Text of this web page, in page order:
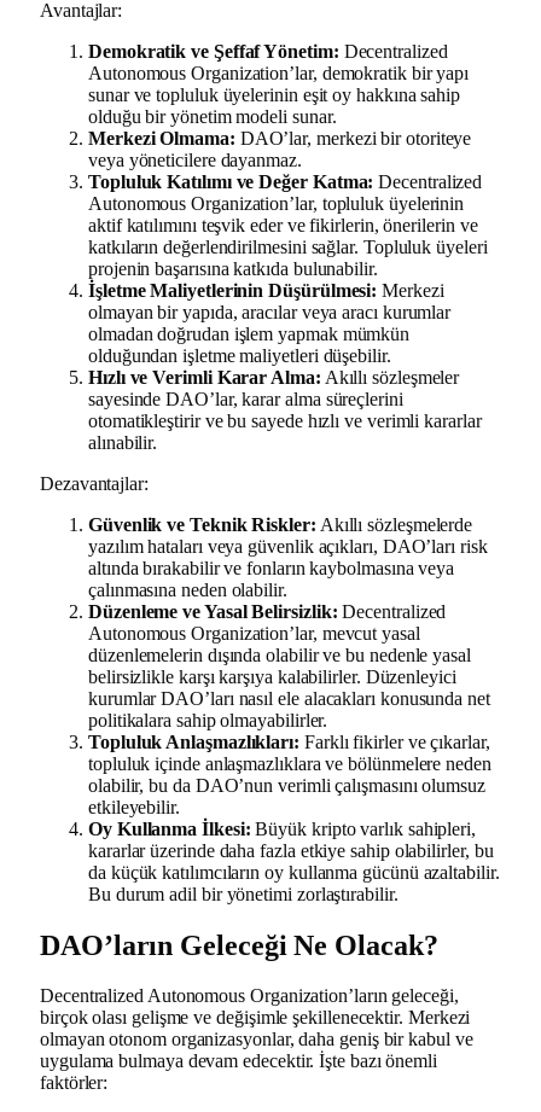
Avantajlar:
Demokratik ve Şeffaf Yönetim: Decentralized
Autonomous Organization’lar, demokratik bir yapı
sunar ve topluluk üyelerinin eşit oy hakkına sahip
olduğu bir yönetim modeli sunar.
Merkezi Olmama: DAO’lar, merkezi bir otoriteye
veya yöneticilere dayanmaz.
Topluluk Katılımı ve Değer Katma: Decentralized
Autonomous Organization’lar, topluluk üyelerinin
aktif katılımını teşvik eder ve fikirlerin, önerilerin ve
katkıların değerlendirilmesini sağlar. Topluluk üyeleri
projenin başarısına katkıda bulunabilir.
İşletme Maliyetlerinin Düşürülmesi: Merkezi
olmayan bir yapıda, aracılar veya aracı kurumlar
olmadan doğrudan işlem yapmak mümkün
olduğundan işletme maliyetleri düşebilir.
Hızlı ve Verimli Karar Alma: Akıllı sözleşmeler
sayesinde DAO’lar, karar alma süreçlerini
otomatikleştirir ve bu sayede hızlı ve verimli kararlar
alınabilir.
Dezavantajlar:
Güvenlik ve Teknik Riskler: Akıllı sözleşmelerde
yazılım hataları veya güvenlik açıkları, DAO’ları risk
altında bırakabilir ve fonların kaybolmasına veya
çalınmasına neden olabilir.
Düzenleme ve Yasal Belirsizlik: Decentralized
Autonomous Organization’lar, mevcut yasal
düzenlemelerin dışında olabilir ve bu nedenle yasal
belirsizlikle karşı karşıya kalabilirler. Düzenleyici
kurumlar DAO’ları nasıl ele alacakları konusunda net
politikalara sahip olmayabilirler.
Topluluk Anlaşmazlıkları: Farklı fikirler ve çıkarlar,
topluluk içinde anlaşmazlıklara ve bölünmelere neden
olabilir, bu da DAO’nun verimli çalışmasını olumsuz
etkileyebilir.
Oy Kullanma İlkesi: Büyük kripto varlık sahipleri,
kararlar üzerinde daha fazla etkiye sahip olabilirler, bu
da küçük katılımcıların oy kullanma gücünü azaltabilir.
Bu durum adil bir yönetimi zorlaştırabilir.
DAO’ların Geleceği Ne Olacak?
Decentralized Autonomous Organization’ların geleceği,
birçok olası gelişme ve değişimle şekillenecektir. Merkezi
olmayan otonom organizasyonlar, daha geniş bir kabul ve
uygulama bulmaya devam edecektir. İşte bazı önemli
faktörler: